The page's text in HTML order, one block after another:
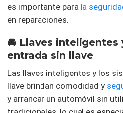
es importante para la
en reparaciones.
🚘 Llaves inteligentes
entrada sin llave
Las llaves inteligentes y los
llave brindan comodidad y
y arrancar un automóvil sin